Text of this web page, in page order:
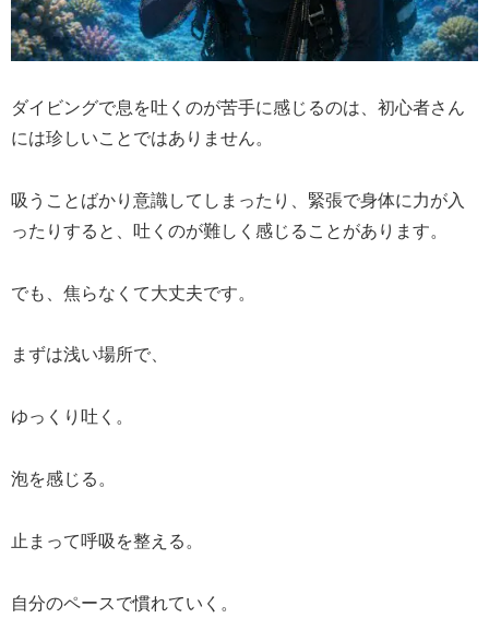
ダイビングで息を吐くのが苦手に感じるのは、初心者さん
には珍しいことではありません。
吸うことばかり意識してしまったり、緊張で身体に力が入
ったりすると、吐くのが難しく感じることがあります。
でも、焦らなくて大丈夫です。
まずは浅い場所で、
ゆっくり吐く。
泡を感じる。
止まって呼吸を整える。
自分のペースで慣れていく。